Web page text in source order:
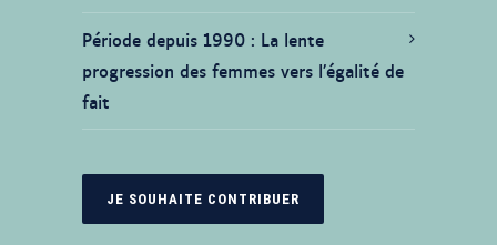
Période depuis 1990 La lente
progression des femmes vers l’égalité de
fait
JE SOUHAITE CONTRIBUER